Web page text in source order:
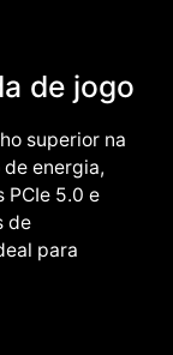
de jogo
superior na
energia,
PCIe 5.0 e
de
para